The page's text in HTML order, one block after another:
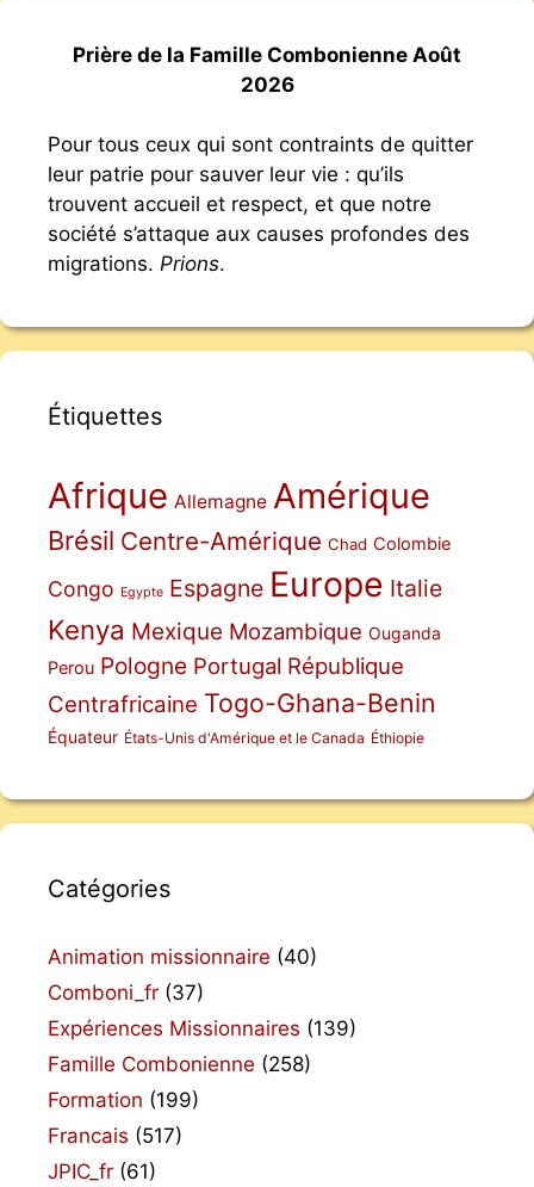
Prière de la Famille Combonienne Août
2026
Pour tous ceux qui sont contraints de quitter
leur patrie pour sauver leur vie : qu’ils
trouvent accueil et respect, et que notre
société s’attaque aux causes profondes des
migrations. Prions.
Étiquettes
Afrique Allemagne Amérique
Brésil Centre-Amérique Chad Colombie
Congo Egypte Espagne Europe Italie
Kenya Mexique Mozambique Ouganda
Perou Pologne Portugal République
Centrafricaine Togo-Ghana-Benin
Équateur États-Unis d'Amérique et le Canada Éthiopie
Catégories
Animation missionnaire (40)
Comboni_fr (37)
Expériences Missionnaires (139)
Famille Combonienne (258)
Formation (199)
Francais (517)
JPIC_fr (61)